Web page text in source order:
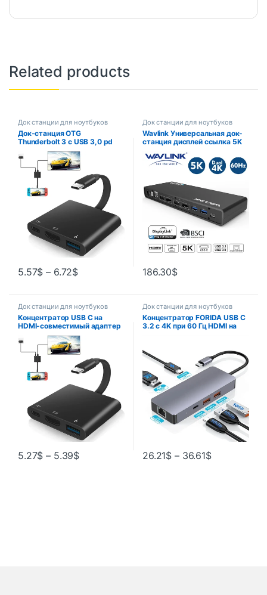
Related products
Док станции для ноутбуков
Док-станция OTG
Thunderbolt 3 с USB 3,0 pd
для Macbook Pro/Air M1
ThinkPad
5.57$ – 6.72$
Док станции для ноутбуков
Wavlink Универсальная док-
станция дисплей ссылка 5K
USB-C двойной дисплей USB
3,0 ВИДЕО гигабитный
Ethernet HDMIport для
Windows Mac OS
186.30$
Док станции для ноутбуков
Концентратор USB C на
HDMI-совместимый адаптер
OTG Thunderbolt 3, док-
станция с USB3.0 pd для
Macbook Pro/Air M1 ThinkPad
5.27$ – 5.39$
Док станции для ноутбуков
Концентратор FORIDA USB C
3.2 с 4K при 60 Гц HDMI на
ноутбука MacBook Air Dell HP
Samsung
26.21$ – 36.61$